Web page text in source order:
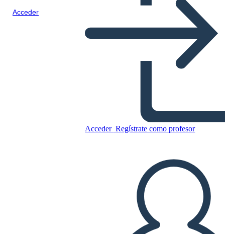
Acceder
Acceder Regístrate como profesor
Álbum de Recortes 8
Copie este guión gráfico
CREAR UN GUIÓN GRÁFICO